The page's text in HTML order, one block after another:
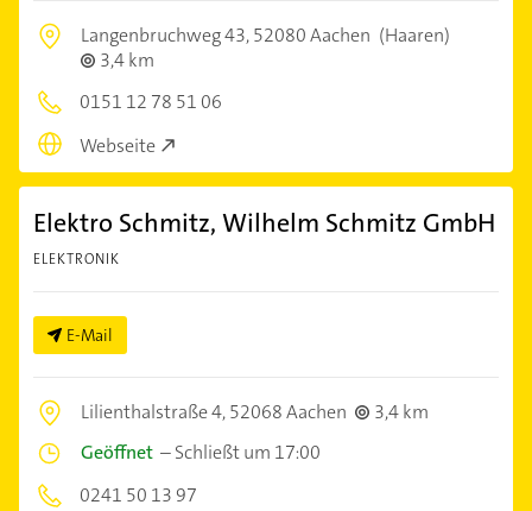
Langenbruchweg 43,52080 Aachen (Haaren)
3,4 km
0151 12 78 51 06
Webseite
Elektro Schmitz, Wilhelm Schmitz GmbH
ELEKTRONIK
E-Mail
Lilienthalstraße 4,52068 Aachen
3,4 km
Geöffnet –Schließt um 17:00
0241 50 13 97